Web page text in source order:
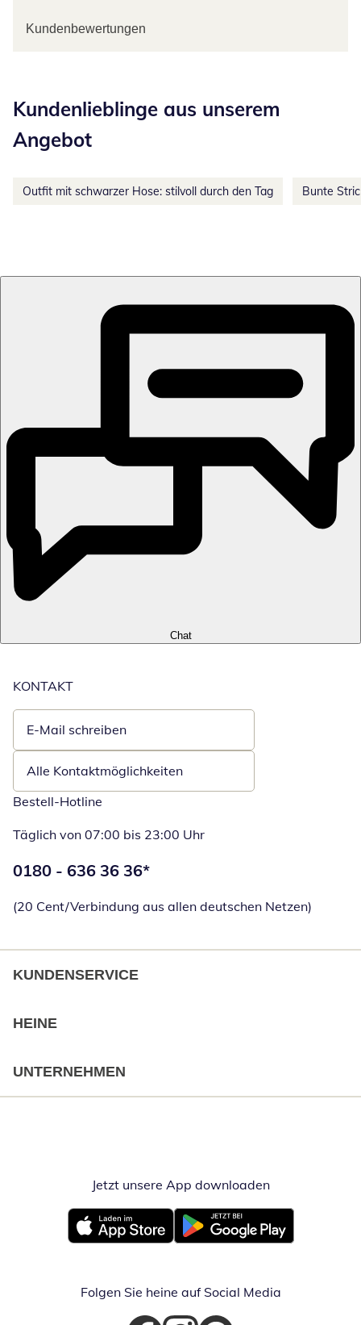
Kundenbewertungen
Kundenlieblinge aus unserem
Angebot
Outfit mit schwarzer Hose: stilvoll durch den Tag Bunte
Chat
KONTAKT
E-Mail schreiben
Öffnet E-Mail-Client
Alle Kontaktmöglichkeiten
Bestell-Hotline
Täglich von 07:00 bis 23:00 Uhr
Telefonnummer:
0180 - 636 36 36*
(20 Cent/Verbindung aus allen deutschen Netzen)
KUNDENSERVICE
HEINE
UNTERNEHMEN
Jetzt unsere App downloadenÖffnet in
Öffnet in neuem FensterÖffnet in neuem Fenster
Folgen Sie heine auf Social Media